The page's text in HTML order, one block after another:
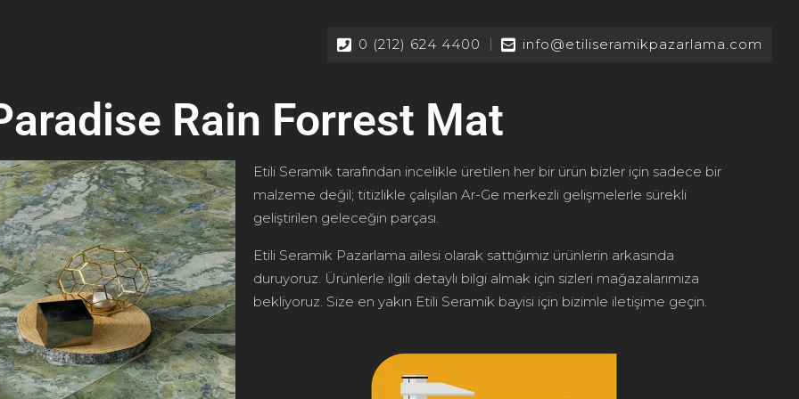
0 (212) 624 4400 info@etiliseramikpazarlama.com
Rain Forrest Mat
Etili Seramik tarafından incelikle üretilen her bir ürün bizler için sadece bir
malzeme değil; titizlikle çalışılan Ar-Ge merkezli gelişmelerle sürekli
geliştirilen geleceğin parçası.
Etili Seramik Pazarlama ailesi olarak sattığımız ürünlerin arkasında
duruyoruz. Ürünlerle ilgili detaylı bilgi almak için sizleri mağazalarımıza
bekliyoruz. Size en yakın Etili Seramik bayisi için bizimle iletişime geçin.